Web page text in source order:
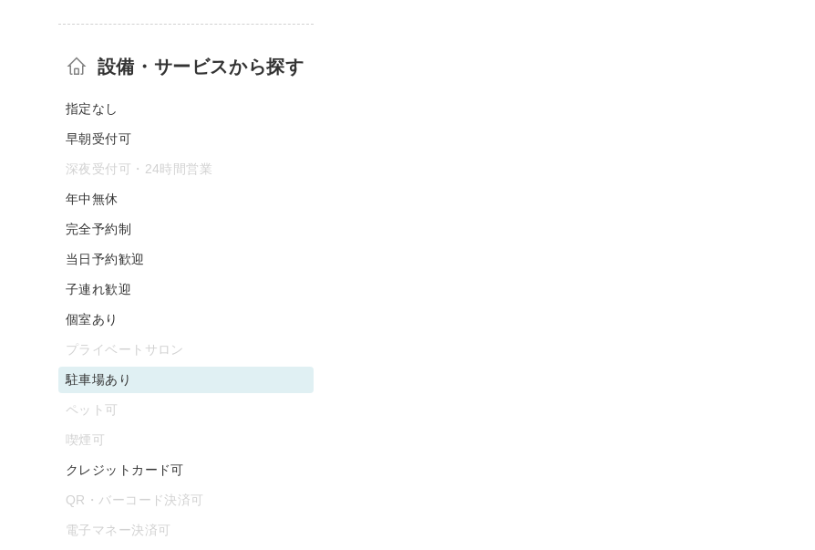
設備・サービスから探す
指定なし
早朝受付可
深夜受付可・24時間営業
年中無休
完全予約制
当日予約歓迎
子連れ歓迎
個室あり
プライベートサロン
駐車場あり
ペット可
喫煙可
クレジットカード可
QR・バーコード決済可
電子マネー決済可